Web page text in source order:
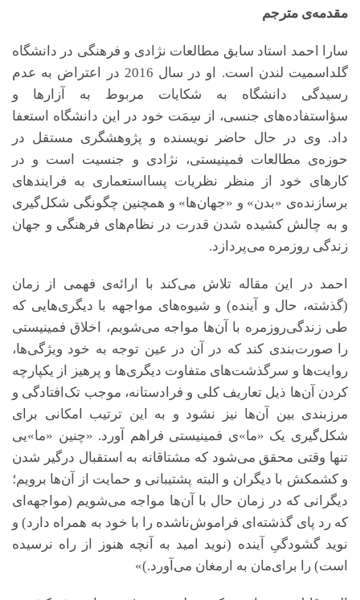
مقدمه‌ی مترجم
سارا احمد استاد سابق مطالعات نژادی و فرهنگی در دانشگاه
گلداسمیت لندن است. او در سال 2016 در اعتراض به عدم
رسیدگی دانشگاه به شکایات مربوط به آزارها و
سؤاستفاده‌های جنسی، از سِمَت خود در این دانشگاه استعفا
داد. وی در حال حاضر نویسنده و پژوهشگری مستقل در
حوزه‌ی مطالعات فمینیستی، نژادی و جنسیت است و در
کارهای خود از منظر نظریات پسااستعماری به فرایندهای
برسازنده‌ی «بدن» و «جهان‌ها» و همچنین چگونگی شکل‌گیری
و به چالش کشیده شدن قدرت در نظام‌های فرهنگی و جهان
زندگی روزمره می‌پردازد.
احمد در این مقاله تلاش می‌کند با ارائه‌ی فهمی از زمان
(گذشته، حال و آینده) و شیوه‌های مواجهه با دیگری‌هایی که
طی زندگی‌روزمره با آن‌ها مواجه می‌شویم، اخلاق فمینیستی
را صورت‌بندی کند که در آن در عین توجه به خود ویژگی‌ها،
روایت‌ها و سرگذشت‌های متفاوت دیگری‌ها و پرهیز از یکپارچه
کردن آن‌ها ذیل تعاریف کلی و فرادستانه، موجب تک‌افتادگی و
مرزبندی بین آن‌ها نیز نشود و به این ترتیب امکانی برای
شکل‌گیری یک «ما»ی فمینیستی فراهم ‌آورد. «چنین «ما»یی
تنها وقتی محقق می‌شود که مشتاقانه به استقبال درگیر شدن
و کشمکش با دیگران و البته پشتیبانی و حمایت از آن‌ها برویم؛
دیگرانی که در زمان حال با آن‌ها مواجه می‌شویم (مواجهه‌ای
که رد پای گذشته‌ای فراموش‌ناشده را با خود به همراه دارد) و
نوید گشودگیِ آینده (نوید امید به آنچه هنوز از راه نرسیده
است) را برای‌مان به ارمغان می‌آورد.)»